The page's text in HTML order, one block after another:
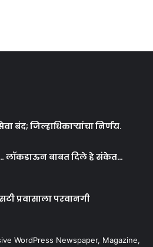
बंद; जिल्हाधिकाऱ्यांचा निर्णय.
लॉकडाऊन बाबत दिले हे संकेत…
प्रवासाला परवानगी
WordPress Newspaper, Magazine,